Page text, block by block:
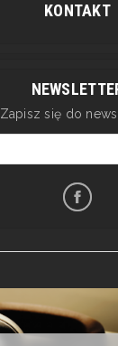
KONTAKT
Zapisz się do